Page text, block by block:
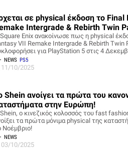
σε physical έκδοση το Final
Intergrade & Rebirth Twin
Enix ανακοίνωσε πως η physical
VII Remake Intergrade & Rebirth Twin
για PlayStation 5 στις 4
NEWS PS5
11/10/2025
Shein ανοίγει τα πρώτα του
στην Ευρώπη!
ο κινεζικός κολοσσός του fast
τα πρώτα μόνιμα physical της
Νοέμβριο!
NEWS
03/10/2025